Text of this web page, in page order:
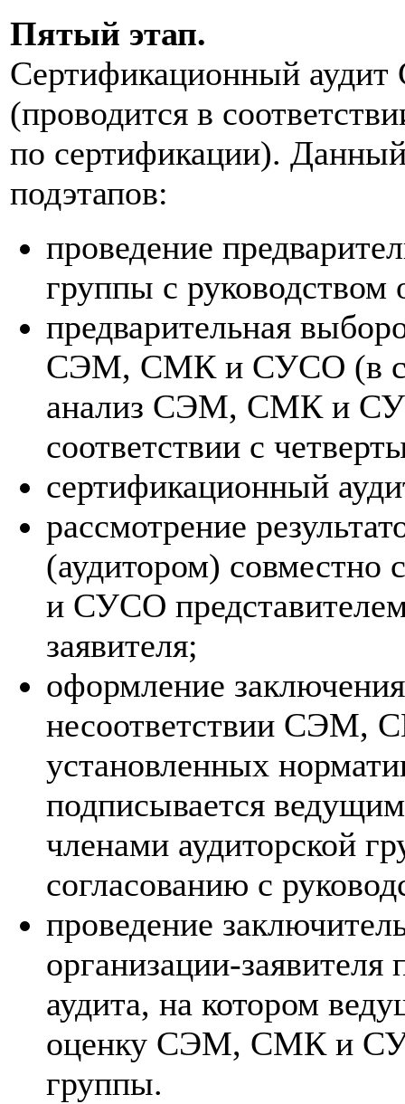
Пятый этап.
Сертификационный
(проводится в
по сертификации). Данный
подэтапов:
проведение
группы с руководством
предварительная
СЭМ, СМК и СУСО (в
анализ СЭМ, СМК и
соответствии с
сертификационный
рассмотрение
(аудитором)
и СУСО
заявителя;
оформление
несоответствии СЭМ,
установленных
подписывается
членами аудиторской
согласованию с
проведение
организации-
аудита, на котором
оценку СЭМ, СМК и
группы.